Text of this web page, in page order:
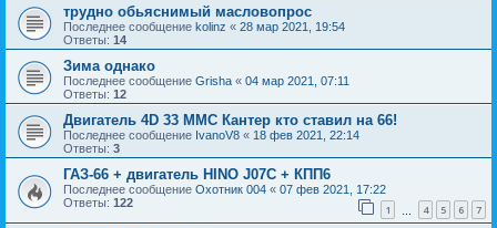
трудно обьяснимый масловопрос
Последнее сообщение kolinz « 28 мар 2021, 19:54
Ответы: 14
Зима однако
Последнее сообщение Grisha « 04 мар 2021, 07:11
Ответы: 12
Двигатель 4D 33 MMC Кантер кто ставил на 66!
Последнее сообщение IvanoV8 « 18 фев 2021, 22:14
Ответы: 3
ГАЗ-66 + двигатель HINO J07C + КПП6
Последнее сообщение Охотник 004 « 07 фев 2021, 17:22
Ответы: 122 1 4 5 6 7